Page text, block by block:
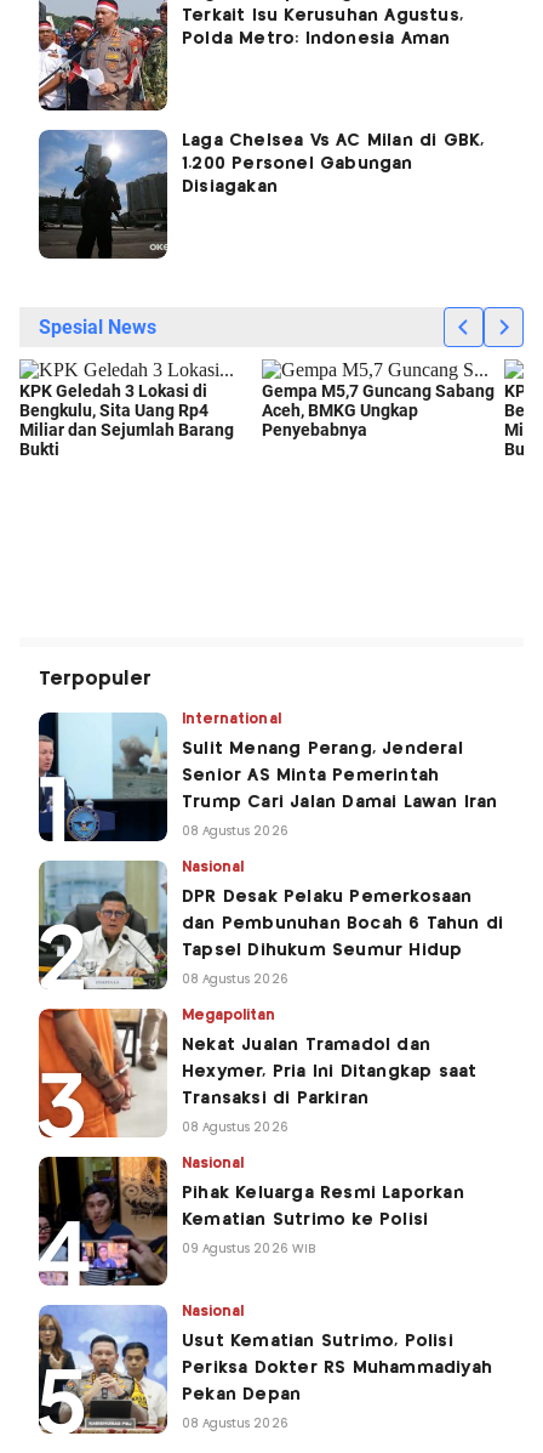
Terkait Isu Kerusuhan Agustus,
Polda Metro: Indonesia Aman
Laga Chelsea Vs AC Milan di GBK,
1.200 Personel Gabungan
Disiagakan
Terpopuler
International
Sulit Menang Perang, Jenderal
Senior AS Minta Pemerintah
Trump Cari Jalan Damai Lawan Iran
08 Agustus 2026
Nasional
DPR Desak Pelaku Pemerkosaan
dan Pembunuhan Bocah 6 Tahun di
Tapsel Dihukum Seumur Hidup
08 Agustus 2026
Megapolitan
Nekat Jualan Tramadol dan
Hexymer, Pria Ini Ditangkap saat
Transaksi di Parkiran
08 Agustus 2026
Nasional
Pihak Keluarga Resmi Laporkan
Kematian Sutrimo ke Polisi
09 Agustus 2026 WIB
Nasional
Usut Kematian Sutrimo, Polisi
Periksa Dokter RS Muhammadiyah
Pekan Depan
08 Agustus 2026